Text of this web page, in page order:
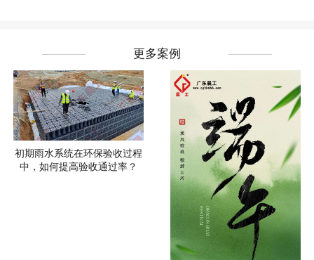
更多案例
初期雨水系统在环保验收过程
中，如何提高验收通过率？